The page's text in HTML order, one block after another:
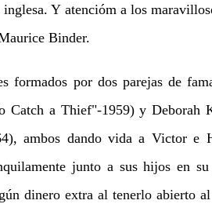
Y atencióm a los
Binder.
formados por dos parejas de
Catch a Thief"-1959) y Deborah
ambos dando vida a Victor e
junto a sus hijos en
dinero extra al tenerlo abierto